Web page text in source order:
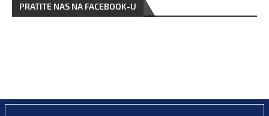
PRATITE NAS NA FACEBOOK-U